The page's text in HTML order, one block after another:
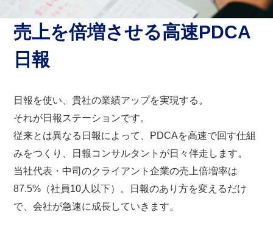
売上を倍増させる高速PDCA
日報
日報を使い、貴社の業績アップを実現する。
それが日報ステーションです。
従来とは異なる日報によって、PDCAを高速で回す仕組
みをつくり、日報コンサルタントが日々伴走します。
当社代表・中司のクライアント企業の売上倍増率は
87.5%（社員10人以下）。日報のあり方を変えるだけ
で、会社が急速に成長していきます。